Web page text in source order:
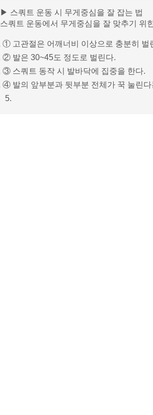
▶ 스쿼트 운동 시 무게중심을 잘 잡는 법
스쿼트 운동에서 무게중심을 잘 맞추기 위
① 고관절은 어깨너비 이상으로 충분히 벌
② 발은 30~45도 정도로 벌린다.
③ 스쿼트 동작 시 발바닥에 집중을 한다.
④ 발의 앞부분과 뒷부분 전체가 꾹 눌린다